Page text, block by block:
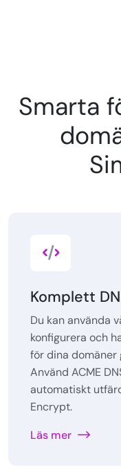
Smarta
Komplett
Du kan använda
konfigurera och
för dina
Använd ACME
automatiskt
Encrypt.
Läs mer